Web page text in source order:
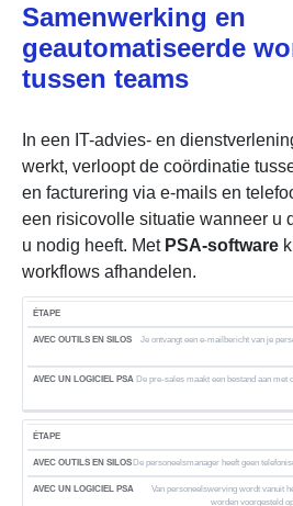
Samenwerking en
geautomatiseerde
tussen teams
In een IT-advies- en
werkt, verloopt de coördinatie
en facturering via e-mails en
een risicovolle situatie wanneer u
u nodig heeft. Met PSA-software
workflows afhandelen.
F
E
G
R
E
D
S
E
P
S
A
Je ontvangt een e-mailbericht van je
De pre-sales maakt een bestand aan
De personeelsmanager heeft geen
Van personeelswerving wordt vanuit
worden voorgesteld